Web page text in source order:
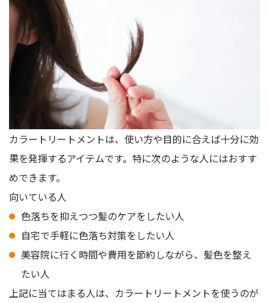
カラートリートメントは、使い方や目的に合えば十分に効
果を発揮するアイテムです。特に次のような人にはおすす
めできます。
向いている人
色落ちを抑えつつ髪のケアをしたい人
自宅で手軽に色落ち対策をしたい人
美容院に行く時間や費用を節約しながら、髪色を整え
たい人
上記に当てはまる人は、カラートリートメントを使うのが